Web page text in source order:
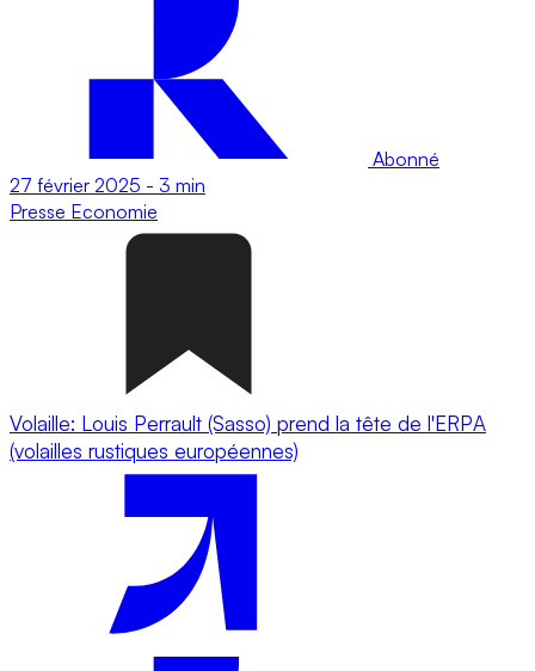
Abonné
27 février 2025 - 3 min
Presse Economie
Volaille: Louis Perrault (Sasso) prend la tête de l'ERPA
(volailles rustiques européennes)